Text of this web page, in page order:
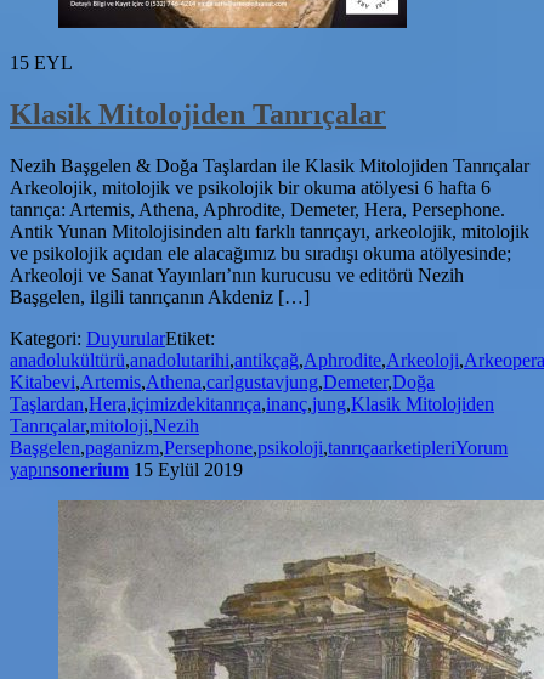
15 EYL
Klasik Mitolojiden Tanrıçalar
Nezih Başgelen & Doğa Taşlardan ile Klasik Mitolojiden Tanrıçalar
Arkeolojik, mitolojik ve psikolojik bir okuma atölyesi 6 hafta 6
tanrıça: Artemis, Athena, Aphrodite, Demeter, Hera, Persephone.
Antik Yunan Mitolojisinden altı farklı tanrıçayı, arkeolojik, mitolojik
ve psikolojik açıdan ele alacağımız bu sıradışı okuma atölyesinde;
Arkeoloji ve Sanat Yayınları’nın kurucusu ve editörü Nezih
Başgelen, ilgili tanrıçanın Akdeniz […]
Kategori: DuyurularEtiket:
anadolukültürü,anadolutarihi,antikçağ,Aphrodite,Arkeoloji,Arkeopera
Kitabevi,Artemis,Athena,carlgustavjung,Demeter,Doğa
Taşlardan,Hera,içimizdekitanrıça,inanç,jung,Klasik Mitolojiden
Tanrıçalar,mitoloji,Nezih
Başgelen,paganizm,Persephone,psikoloji,tanrıçaarketipleriYorum
yapınsonerium 15 Eylül 2019